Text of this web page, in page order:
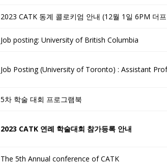
2023 CATK 동계 콜로키엄 안내 (12월 1일 6PM 더
Job posting: University of British Columbia
Job Posting (University of Toronto) : Assistant
5차 학술 대회 프로그램북
2023 CATK 연례 학술대회 참가등록 안내
The 5th Annual conference of CATK